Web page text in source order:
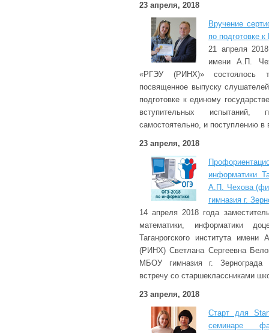
23 апреля, 2018
Вручение
по подготовке
21 апреля 2018
имени А.П.
«РГЭУ (РИНХ)» состоялось
посвященное выпуску
подготовке к единому
вступительных испытаний,
самостоятельно, и поступлению в
23 апреля, 2018
информатики
А.П. Чехова
гимназия г.
14 апреля 2018 года
математики, информатики
Таганрогского института
(РИНХ) Светлана Сергеевна
МБОУ гимназия г. Зернограда
встречу со старшеклассниками
23 апреля, 2018
Старт для
семинаре